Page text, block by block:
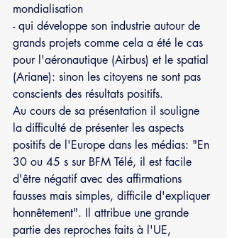
mondialisation
- qui développe son industrie autour de
grands projets comme cela a été le cas
pour l'aéronautique (Airbus) et le spatial
(Ariane): sinon les citoyens ne sont pas
conscients des résultats positifs.
Au cours de sa présentation il souligne
la difficulté de présenter les aspects
positifs de l'Europe dans les médias: "En
30 ou 45 s sur BFM Télé, il est facile
d'être négatif avec des affirmations
fausses mais simples, difficile d'expliquer
honnêtement". Il attribue une grande
partie des reproches faits à l'UE,